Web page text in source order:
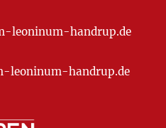
leoninum-handrup.de
leoninum-handrup.de